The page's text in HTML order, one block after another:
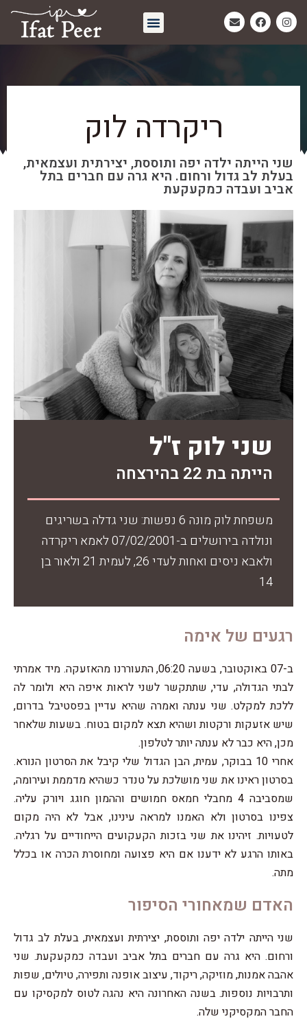
ריקרדה לוק
שני הייתה ילדה יפה ותוססת, יצירתית ועצמאית,
בעלת לב גדול ורחום. היא גרה עם חברים בתל
אביב ועבדה כמקעקעת
שני לוק ז"ל
הייתה בת 22 בהירצחה
משפחת לוק מונה 6 נפשות: שני גדלה בשריגים
ונולדה בירושלים ב-07/02/2001 לאמא ריקרדה
ולאבא ניסים ואחות לעדי 26, לעמית 21 ולאור בן
14
רגעים של אימה
ב-07 באוקטובר, בשעה 06:20, התעוררנו מהאזעקה. מיד אמרתי
לבתי הגדולה, עדי, שתתקשר לשני לראות איפה היא ולומר לה
ללכת למקלט. שני ענתה ואמרה שהיא עדיין בפסטיבל בדרום,
שיש אזעקות ורקטות ושהיא תצא למקום בטוח. בשעות שלאחר
מכן, היא כבר לא ענתה יותר לטלפון.
אחרי 10 בבוקר, עמית, הבן הגדול שלי קיבל את הסרטון הנורא.
בסרטון ראינו את שני מושלכת על טנדר כשהיא מדממת ועירומה,
שמסביבה 4 מחבלי חמאס חמושים וההמון חוגג ויורק עליה.
צפינו בסרטון ולא האמנו למראה עינינו, אבל לא היה מקום
לטעויות. זיהינו את שני בזכות הקעקועים הייחודיים על רגליה.
באותו הרגע לא ידענו אם היא פצועה ומחוסרת הכרה או בכלל
מתה.
האדם שמאחורי הסיפור
שני הייתה ילדה יפה ותוססת, יצירתית ועצמאית, בעלת לב גדול
ורחום. היא גרה עם חברים בתל אביב ועבדה כמקעקעת. שני
אהבה אמנות, מוזיקה, ריקוד, עיצוב אופנה ותפירה, טיולים, שפות
ותרבויות נוספות. בשנה האחרונה היא נהגה לטוס למקסיקו עם
החבר המקסיקני שלה.